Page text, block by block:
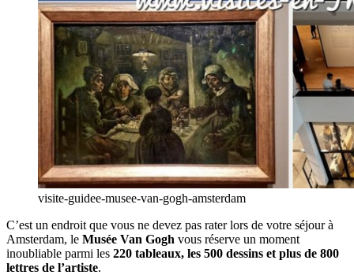
visite-guidee-musee-van-gogh-amsterdam
C’est un endroit que vous ne devez pas rater lors de votre séjour à
Amsterdam, le Musée Van Gogh vous réserve un moment
inoubliable parmi les 220 tableaux, les 500 dessins et plus de 800
lettres de l’artiste.